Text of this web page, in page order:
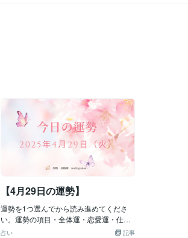
【4月29日の運勢】
運勢を1つ選んでから読み進めてくださ
い。運勢の項目・全体運・恋愛運・仕事
運・金運運勢の項目に合わせてメッセー
記事
占い